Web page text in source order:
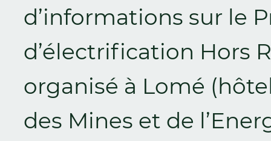
d’informations sur le
d’électrification Hors
organisé à Lomé
des Mines et de